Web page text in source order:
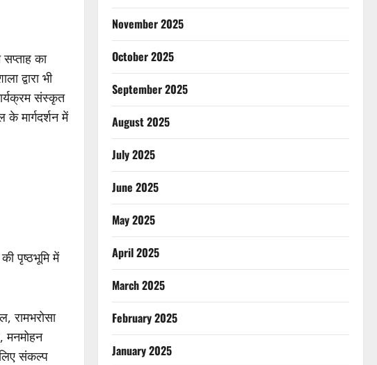
का
द्वारा भी
संस्कृत
मार्गदर्शन में
पृष्ठभूमि में
रामभरोसा
मनमोहन
संकल्प
November 2025
October 2025
September 2025
August 2025
July 2025
June 2025
May 2025
April 2025
March 2025
February 2025
January 2025